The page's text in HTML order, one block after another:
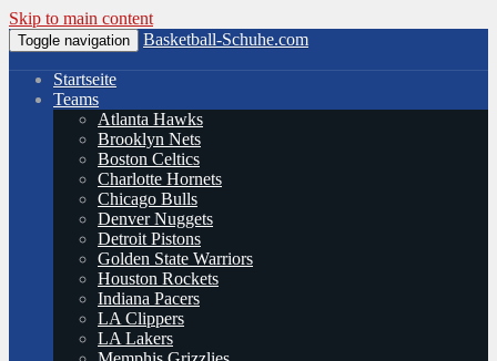
Skip to main content
Toggle navigation Basketball-Schuhe.com
Startseite
Teams
Atlanta Hawks
Brooklyn Nets
Boston Celtics
Charlotte Hornets
Chicago Bulls
Denver Nuggets
Detroit Pistons
Golden State Warriors
Houston Rockets
Indiana Pacers
LA Clippers
LA Lakers